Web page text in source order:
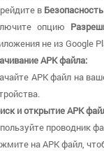
в Безопасность
опцию
не из Google
APK файла:
APK файл на
и открытие APK
проводник
на APK файл,